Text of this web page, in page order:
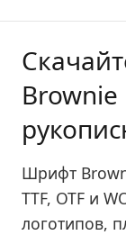
Шрифт
TTF, OTF и
логотипов,